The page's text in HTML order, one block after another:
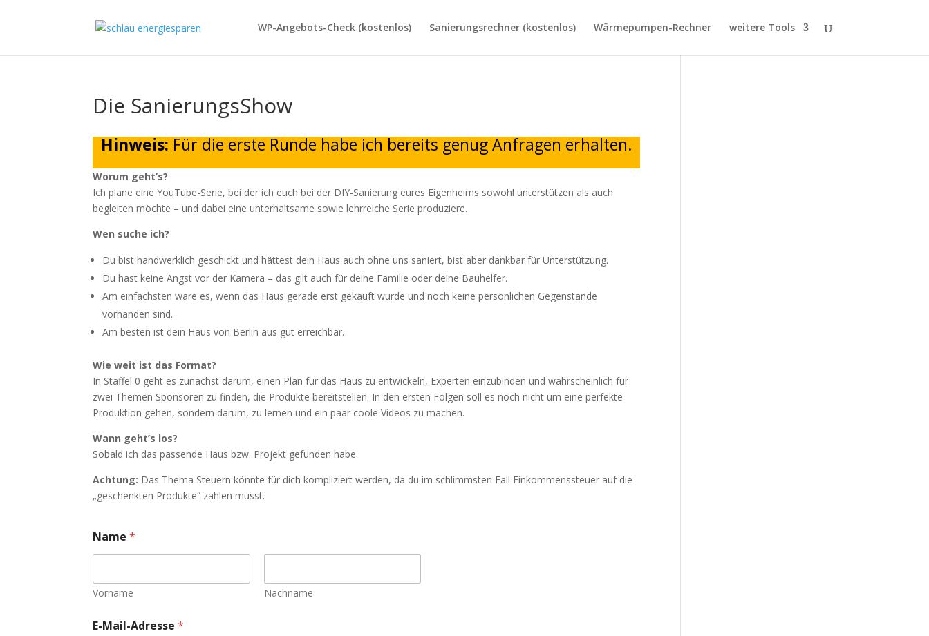
WP-Angebots-Check (kostenlos) Sanierungsrechner (kostenlos) Wärmepumpen-Rechner weitere Tools
Die SanierungsShow
Hinweis:Für die erste Runde habe ich bereits genug Anfragen erhalten.
Worum geht’s?
Ich plane eine YouTube-Serie, bei der ich euch bei der DIY-Sanierung eures Eigenheims sowohl unterstützen als auch
begleiten möchte – und dabei eine unterhaltsame sowie lehrreiche Serie produziere.
Wen suche ich?
Du bist handwerklich geschickt und hättest dein Haus auch ohne uns saniert, bist aber dankbar für Unterstützung.
Du hast keine Angst vor der Kamera – das gilt auch für deine Familie oder deine Bauhelfer.
Am einfachsten wäre es, wenn das Haus gerade erst gekauft wurde und noch keine persönlichen Gegenstände
vorhanden sind.
Am besten ist dein Haus von Berlin aus gut erreichbar.
Wie weit ist das Format?
In Staffel 0 geht es zunächst darum, einen Plan für das Haus zu entwickeln, Experten einzubinden und wahrscheinlich für
zwei Themen Sponsoren zu finden, die Produkte bereitstellen. In den ersten Folgen soll es noch nicht um eine perfekte
Produktion gehen, sondern darum, zu lernen und ein paar coole Videos zu machen.
Wann geht’s los?
Sobald ich das passende Haus bzw. Projekt gefunden habe.
Achtung: Das Thema Steuern könnte für dich kompliziert werden, da du im schlimmsten Fall Einkommenssteuer auf die
„geschenkten Produkte“ zahlen musst.
Name*
Vorname Nachname
E-Mail-Adresse*